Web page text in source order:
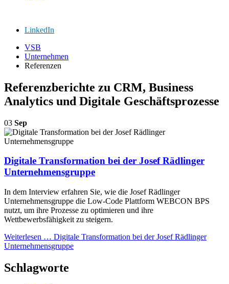
LinkedIn
VSB
Unternehmen
Referenzen
Referenzberichte zu CRM, Business
Analytics und Digitale Geschäftsprozesse
03 Sep
Digitale Transformation bei der Josef Rädlinger
Unternehmensgruppe
In dem Interview erfahren Sie, wie die Josef Rädlinger
Unternehmensgruppe die Low-Code Plattform WEBCON BPS
nutzt, um ihre Prozesse zu optimieren und ihre
Wettbewerbsfähigkeit zu steigern.
Weiterlesen … Digitale Transformation bei der Josef Rädlinger
Unternehmensgruppe
Schlagworte